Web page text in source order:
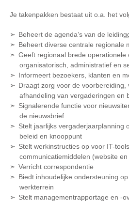
Je takenpakken bestaat uit o.a. het
Beheert de agenda’s van de
Beheert diverse centrale regionale
Geeft regionaal brede operationele
organisatorisch, administratief en
Informeert bezoekers, klanten en
Draagt zorg voor de voorbereiding,
afhandeling van vergaderingen en
Signalerende functie voor
de nieuwsbrief
Stelt jaarlijks vergaderjaarplanning
beleid en knooppunt
Stelt werkinstructies op voor IT-
communicatiemiddelen (website
Verricht correspondentie
Biedt inhoudelijke ondersteuning
werkterrein
Stelt managementrapportage en -